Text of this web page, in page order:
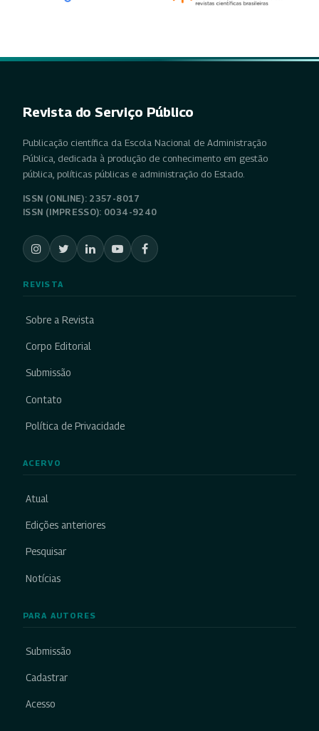
Revista do Serviço Público
Publicação científica da Escola Nacional de Administração
Pública, dedicada à produção de conhecimento em gestão
pública, políticas públicas e administração do Estado.
ISSN (ONLINE): 2357-8017
ISSN (IMPRESSO): 0034-9240
REVISTA
Sobre a Revista
Corpo Editorial
Submissão
Contato
Política de Privacidade
ACERVO
Atual
Edições anteriores
Pesquisar
Notícias
PARA AUTORES
Submissão
Cadastrar
Acesso